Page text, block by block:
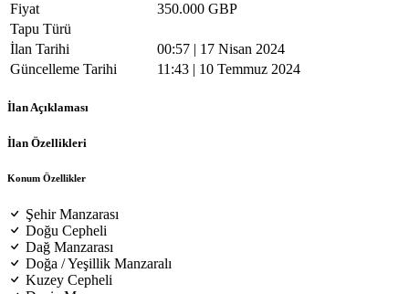
Fiyat
350.000 GBP
Tapu Türü
İlan Tarihi
00:57 | 17 Nisan 2024
Güncelleme Tarihi
11:43 | 10 Temmuz 2024
İlan Açıklaması
İlan Özellikleri
Konum Özellikler
Şehir Manzarası
Doğu Cepheli
Dağ Manzarası
Doğa / Yeşillik Manzaralı
Kuzey Cepheli